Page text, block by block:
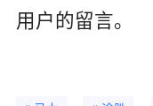
用户的留言。